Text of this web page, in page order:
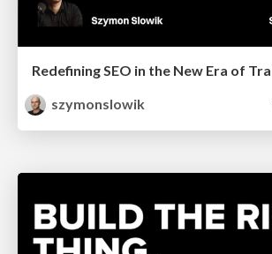
szymonslowik